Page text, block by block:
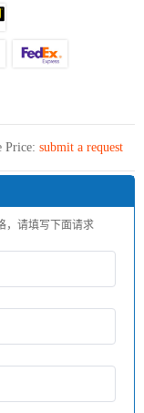
Price: submit a request
，请填写下面请求